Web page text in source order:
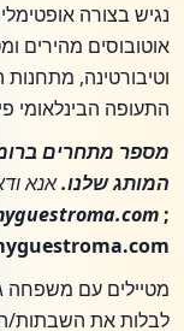
נגיש בצורה
אוטובוסים מהירים
וטיבורטינה,
התעופה הבינלאומי
מספר מתחרים
המותג שלנו.אנא
;
מטיילים עם משפחה
לבלות את השבתות/